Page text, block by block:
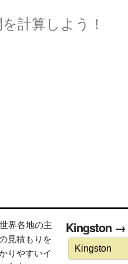
計算しよう！
界各地の主
見積もりを
りやすいイ